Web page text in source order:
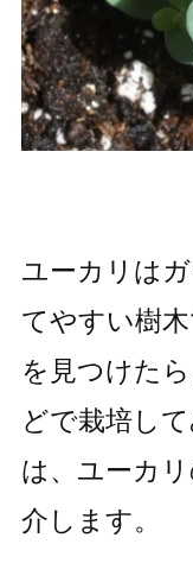
ユーカリは
てやすい樹
を見つけた
どで栽培し
は、ユーカ
介します。